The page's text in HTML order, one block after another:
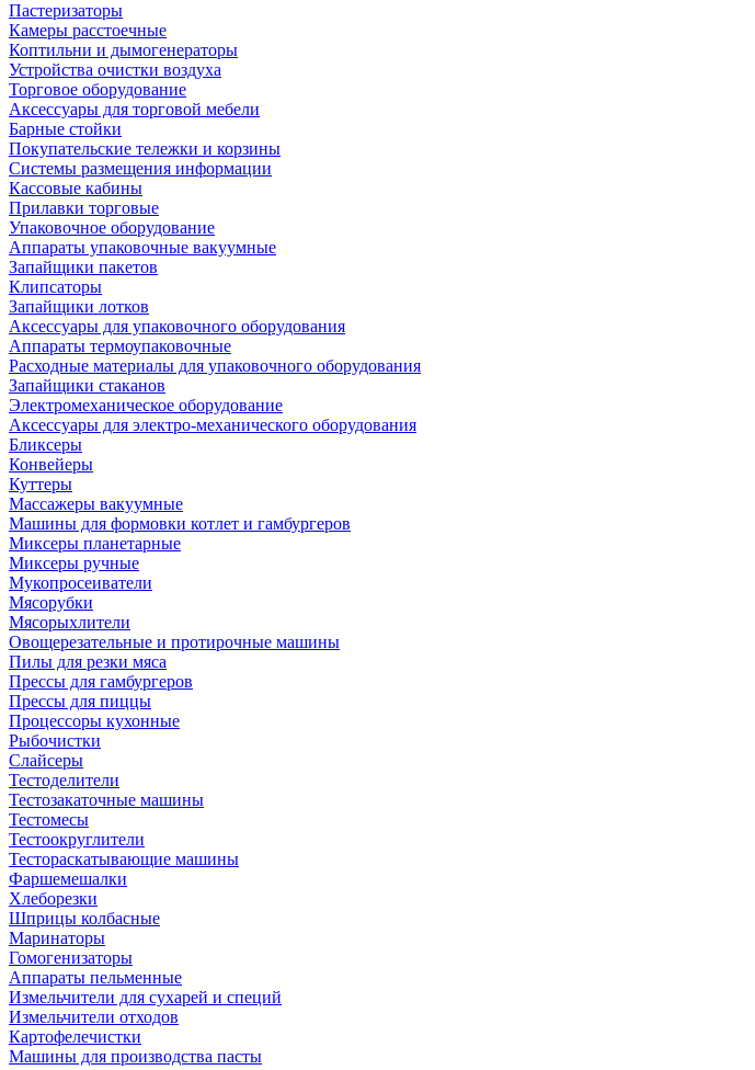
Пастеризаторы
Камеры расстоечные
Коптильни и дымогенераторы
Устройства очистки воздуха
Торговое оборудование
Аксессуары для торговой мебели
Барные стойки
Покупательские тележки и корзины
Системы размещения информации
Кассовые кабины
Прилавки торговые
Упаковочное оборудование
Аппараты упаковочные вакуумные
Запайщики пакетов
Клипсаторы
Запайщики лотков
Аксессуары для упаковочного оборудования
Аппараты термоупаковочные
Расходные материалы для упаковочного оборудования
Запайщики стаканов
Электромеханическое оборудование
Аксессуары для электро-механического оборудования
Бликсеры
Конвейеры
Куттеры
Массажеры вакуумные
Машины для формовки котлет и гамбургеров
Миксеры планетарные
Миксеры ручные
Мукопросеиватели
Мясорубки
Мясорыхлители
Овощерезательные и протирочные машины
Пилы для резки мяса
Прессы для гамбургеров
Прессы для пиццы
Процессоры кухонные
Рыбочистки
Слайсеры
Тестоделители
Тестозакаточные машины
Тестомесы
Тестоокруглители
Тестораскатывающие машины
Фаршемешалки
Хлеборезки
Шприцы колбасные
Маринаторы
Гомогенизаторы
Аппараты пельменные
Измельчители для сухарей и специй
Измельчители отходов
Картофелечистки
Машины для производства пасты